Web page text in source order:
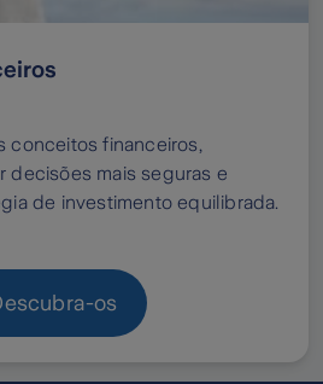
conceitos financeiros,
decisões mais seguras e
de investimento equilibrada.
os